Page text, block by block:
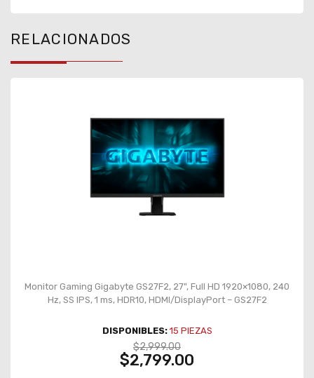
RELACIONADOS
Monitor Gaming Gigabyte GS27F2, 27", Full HD 1920×1080, 240
Hz, SS IPS, 1 ms, HDR10, HDMI/DisplayPort – GS27F2
DISPONIBLES: 15 PIEZAS
$2,999.00
$2,799.00